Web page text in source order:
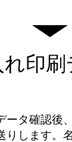
印刷
ータ確認後
りします。